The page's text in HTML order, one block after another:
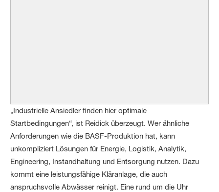
„Industrielle Ansiedler finden hier optimale
Startbedingungen“, ist Reidick überzeugt. Wer ähnliche
Anforderungen wie die BASF-Produktion hat, kann
unkompliziert Lösungen für Energie, Logistik, Analytik,
Engineering, Instandhaltung und Entsorgung nutzen. Dazu
kommt eine leistungsfähige Kläranlage, die auch
anspruchsvolle Abwässer reinigt. Eine rund um die Uhr